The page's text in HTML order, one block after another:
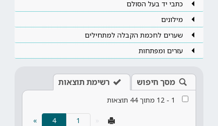
כתבי יד בעל הסולם
מילונים
שערים לחכמת הקבלה למתחילים
עזרים ומפתחות
מסך חיפוש רשימת תוצאות
1
-
12 מתוך44 תוצאות
4
»